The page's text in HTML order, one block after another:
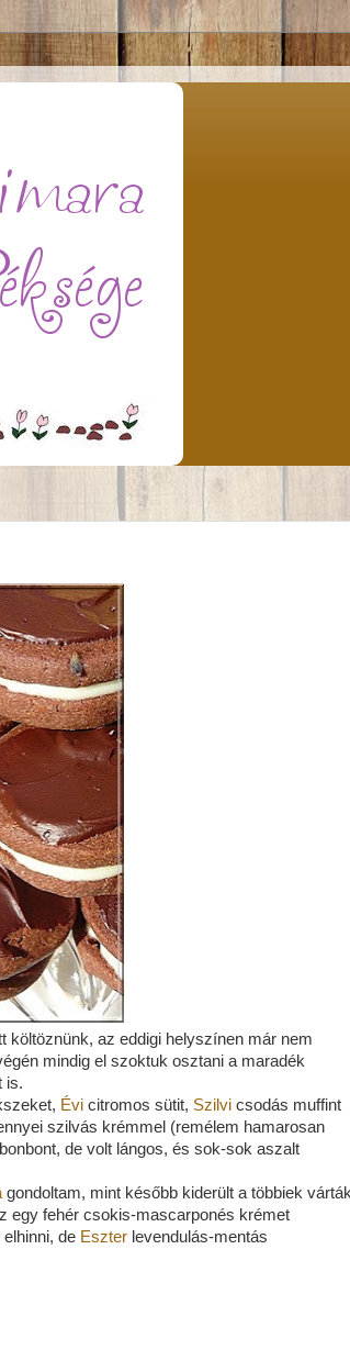
költöznünk, az eddigi helyszínen már nem
mindig el szoktuk osztani a maradék
is.
Évi citromos sütit, Szilvi csodás muffint
szilvás krémmel (remélem hamarosan
de volt lángos, és sok-sok aszalt
gondoltam, mint később kiderült a többiek várták
egy fehér csokis-mascarponés krémet
de Eszter levendulás-mentás